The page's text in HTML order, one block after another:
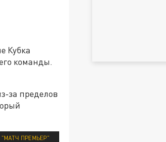
Кубка
команды.
за пределов
ПРЕМЬЕР"